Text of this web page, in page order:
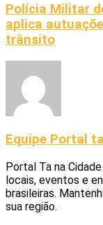
Polícia Militar
aplica
trânsito
Equipe Portal
Portal Ta na
locais, eventos e
brasileiras.
sua região.